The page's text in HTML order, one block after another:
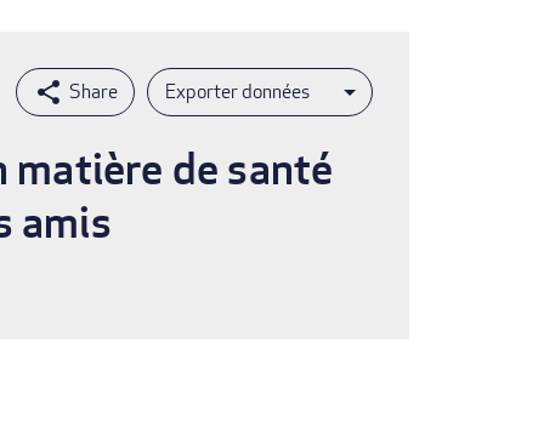
Exporter données
matière de santé
amis